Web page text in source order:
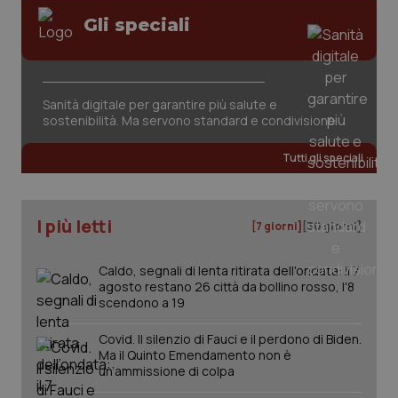
Gli speciali
Sanità digitale per garantire più salute e
sostenibilità. Ma servono standard e condivisione
Tutti gli speciali
I più letti [7 giorni] [30 giorni]
Caldo, segnali di lenta ritirata dell'ondata: il 7
agosto restano 26 città da bollino rosso, l'8
scendono a 19
Covid. Il silenzio di Fauci e il perdono di Biden.
Ma il Quinto Emendamento non è
un’ammissione di colpa
PHPSESSID